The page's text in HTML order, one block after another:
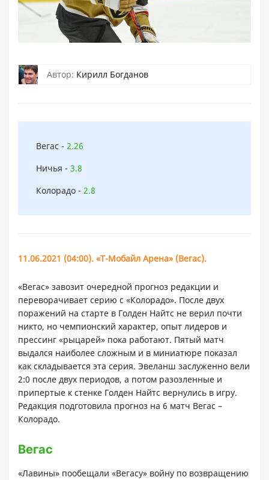
Автор: Кирилл Богданов
Вегас - 2.26
Ничья - 3.8
Колорадо - 2.8
11.06.2021 (04:00). «Т-Мобайл Арена» (Вегас).
«Вегас» завозит очередной прогноз редакции и
переворачивает серию с «Колорадо». После двух
поражений на старте в Голден Найтс не верил почти
никто, но чемпионский характер, опыт лидеров и
прессинг «рыцарей» пока работают. Пятый матч
выдался наиболее сложным и в миниатюре показал
как складывается эта серия. Эвеланш заслуженно вели
2:0 после двух периодов, а потом разозленные и
припертые к стенке Голден Найтс вернулись в игру.
Редакция подготовила прогноз на 6 матч Вегас –
Колорадо.
Вегас
«Лавины» пообещали «Вегасу» войну по возвращению